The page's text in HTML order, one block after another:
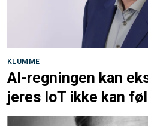
KLUMME
AI-regningen kan
jeres IoT ikke kan